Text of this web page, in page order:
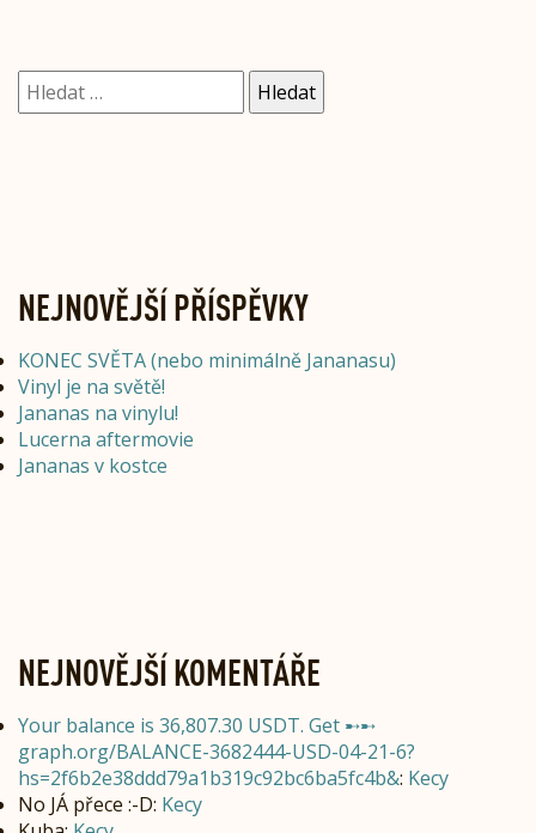
Vyhledávání
NEJNOVĚJŠÍ PŘÍSPĚVKY
KONEC SVĚTA (nebo minimálně Jananasu)
Vinyl je na světě!
Jananas na vinylu!
Lucerna aftermovie
Jananas v kostce
NEJNOVĚJŠÍ KOMENTÁŘE
Your balance is 36,807.30 USDT. Get ➸➸
graph.org/BALANCE-3682444-USD-04-21-6?
hs=2f6b2e38ddd79a1b319c92bc6ba5fc4b&: Kecy
No JÁ přece :-D: Kecy